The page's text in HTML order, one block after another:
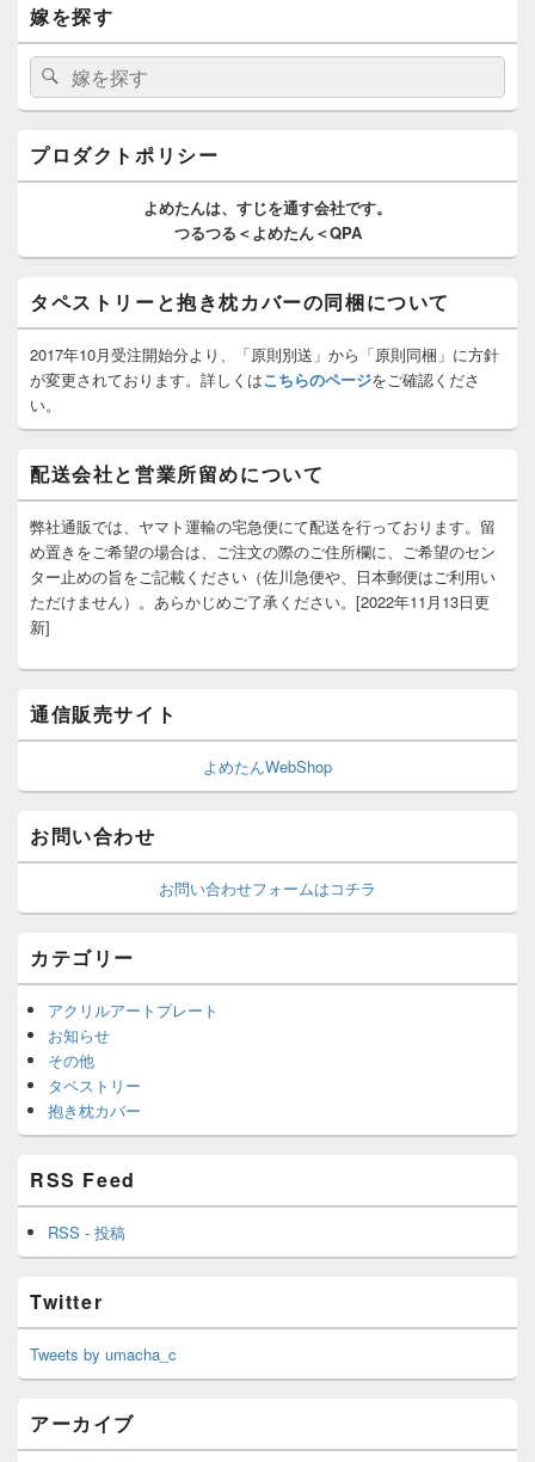
イ
ン
サ
ド
ー
ッ
エ
リ
嫁を探す
検
索:
検
索
プロダクトポリシー
よめたんは、 すじを通す会社です。
つるつる＜よめたん＜QPA
タペストリーと抱き枕カバーの同梱について
2017年10月受注開始分より、「原則別送」から「原則同梱」に方針
が変更されております。詳しくはこちらのページをご確認くださ
い。
配送会社と営業所留めについて
弊社通販では、ヤマト運輸の宅急便にて配送を行っております。留
め置きをご希望の場合は、ご注文の際のご住所欄に、ご希望のセン
ター止めの旨をご記載ください（佐川急便や、日本郵便はご利用い
ただけません）。あらかじめご了承ください。[2022年11月13日更
新]
通信販売サイト
よめたんWebShop
お問い合わせ
お問い合わせフォームはコチラ
カテゴリー
アクリルアートプレート
お知らせ
その他
タペストリー
抱き枕カバー
RSS Feed
RSS - 投稿
Twitter
Tweets by umacha_c
アーカイブ